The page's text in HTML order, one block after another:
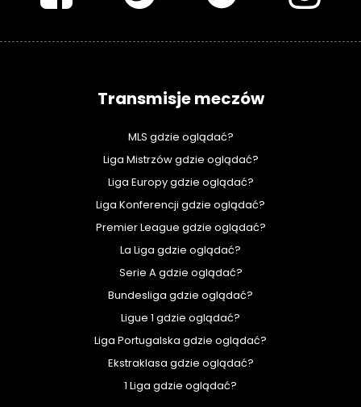
Transmisje meczów
MLS gdzie oglądać?
Liga Mistrzów gdzie oglądać?
Liga Europy gdzie oglądać?
Liga Konferencji gdzie oglądać?
Premier League gdzie oglądać?
La Liga gdzie oglądać?
Serie A gdzie oglądać?
Bundesliga gdzie oglądać?
Ligue 1 gdzie oglądać?
Liga Portugalska gdzie oglądać?
Ekstraklasa gdzie oglądać?
1 Liga gdzie oglądać?